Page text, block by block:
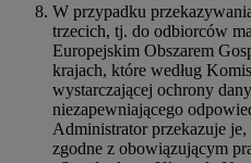
W przypadku
trzecich, tj. do odbiorców
Europejskim Obszarem
krajach, które według
wystarczającej ochrony
niezapewniającego
Administrator przekazuje
zgodne z obowiązującym